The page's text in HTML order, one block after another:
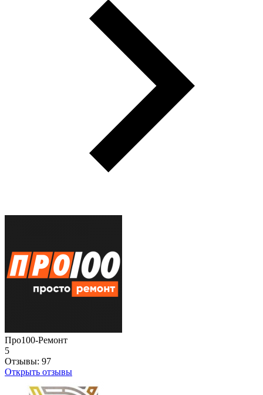
Про100-Ремонт
5
Отзывы: 97
Открыть отзывы